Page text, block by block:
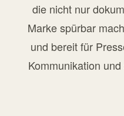
die nicht nur
Marke spürbar
und bereit für
Kommunikation